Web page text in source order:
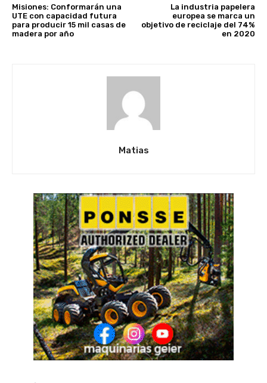
Misiones: Conformarán una
UTE con capacidad futura
para producir 15 mil casas de
madera por año
La industria papelera
europea se marca un
objetivo de reciclaje del 74%
en 2020
Matias